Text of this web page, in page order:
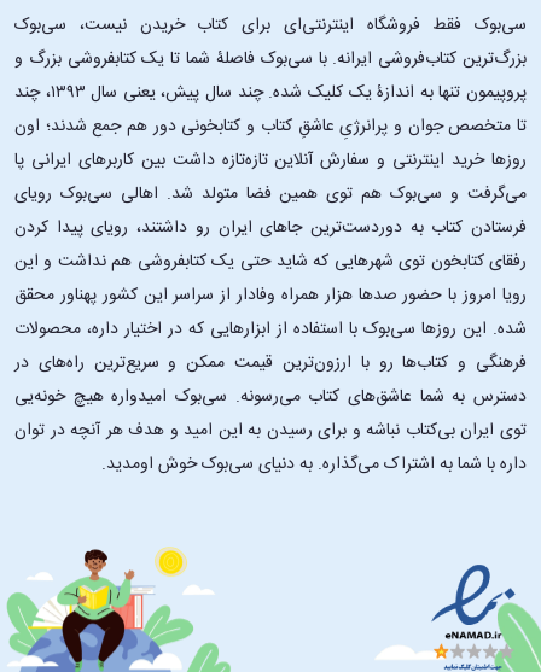
سی‌بوک فقط فروشگاه اینترنتی‌ای برای کتاب خریدن نیست، سی‌بوک
بزرگ‌ترین کتاب‌فروشی ایرانه. با سی‌بوک فاصلۀ شما تا یک کتابفروشی بزرگ و
پروپیمون تنها به اندازۀ یک کلیک شده. چند سال پیش، یعنی سال ۱۳۹۳، چند
تا متخصص جوان و پرانرژیِ عاشقِ کتاب و کتابخونی دور هم جمع شدند؛ اون‌
روزها خرید اینترنتی و سفارش آنلاین تازه‌تازه داشت بین کاربرهای ایرانی پا
می‌گرفت و سی‌بوک هم توی همین فضا متولد شد. اهالی سی‌بوک رویای
فرستادن کتاب به دوردست‌ترین جاهای ایران رو داشتند، رویای پیدا کردن
رفقای کتابخون توی شهرهایی که شاید حتی یک کتابفروشی هم نداشت و این
رویا امروز با حضور صدها هزار همراه وفادار از سراسر این کشور پهناور محقق
شده. این ‌روزها سی‌بوک با استفاده از ابزارهایی که در اختیار داره، محصولات
فرهنگی و کتاب‌ها رو با ارزون‌ترین قیمت ممکن و سریع‌ترین راه‌های در
دسترس به شما عاشق‌های کتاب می‌رسونه. سی‌بوک امیدواره هیچ خونه‌یی
توی ایران بی‌کتاب نباشه و برای رسیدن به این امید و هدف هر آنچه در توان
داره با شما به اشتراک می‌گذاره. به دنیای سی‌بوک خوش اومدید.